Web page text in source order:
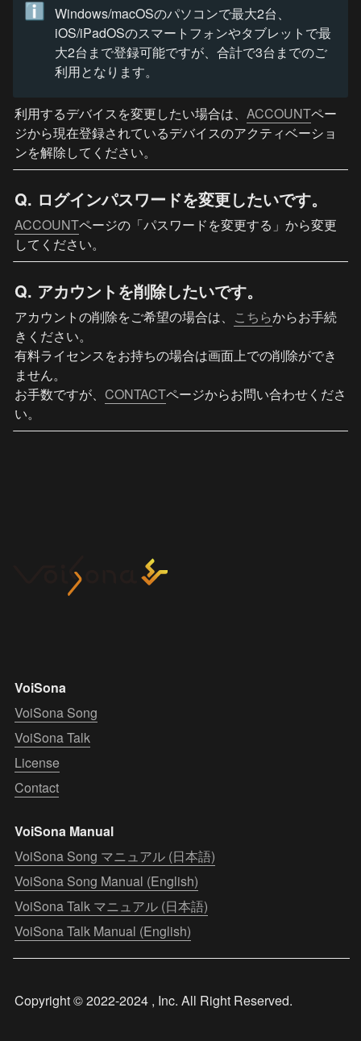
ℹ️
Windows/macOSのパソコンで最大2台、
iOS/iPadOSのスマートフォンやタブレットで最
大2台まで登録可能ですが、合計で3台までのご
利用となります。
利用するデバイスを変更したい場合は、 ACCOUNTペー
ジから現在登録されているデバイスのアクティベーショ
ンを解除してください。
Q. ログインパスワードを変更したいです。
ACCOUNTページの「パスワードを変更する」から変更
してください。
Q. アカウントを削除したいです。
アカウントの削除をご希望の場合は、 こちらからお手続
きください。
有料ライセンスをお持ちの場合は画面上での削除ができ
ません。
お手数ですが、 CONTACTページからお問い合わせくださ
い。
VoiSona
VoiSona Song
VoiSona Talk
License
Contact
VoiSona Manual
VoiSona Song マニュアル (日本語)
VoiSona Song Manual (English)
VoiSona Talk マニュアル (日本語)
VoiSona Talk Manual (English)
Copyright © 2022-2024 , Inc. All Right Reserved.